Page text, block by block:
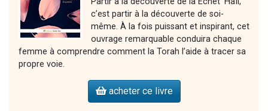
c’est partir à la découverte de soi-
même. À la fois puissant et inspirant, cet
ouvrage remarquable conduira chaque
femme à comprendre comment la Torah l’aide à tracer sa
propre voie.
acheter ce livre